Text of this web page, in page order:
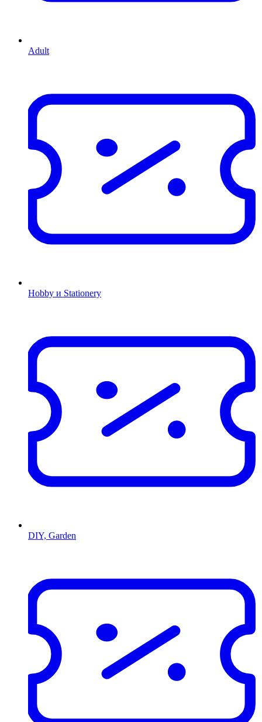
Adult
Hobby и Stationery
DIY, Garden